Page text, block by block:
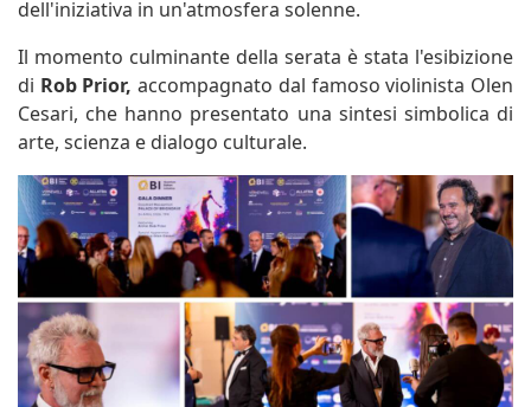
dell'iniziativa in un'atmosfera solenne.
Il momento culminante della serata è stata l'esibizione
di Rob Prior,accompagnato dal famoso violinista Olen
Cesari, che hanno presentato una sintesi simbolica di
arte, scienza e dialogo culturale.